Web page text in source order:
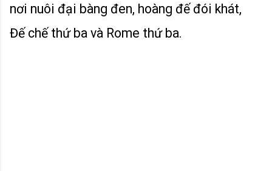
nơi nuôi đại bàng đen, hoàng đế đói khát,
Đế chế thứ ba và Rome thứ ba.